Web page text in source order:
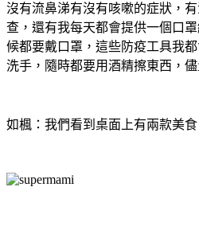
沒有流鼻涕有沒有咳嗽的症狀，
查，還有我每天都會提供一個口
候都要戴口罩，這些防疫工具我
洗手，隨時都要用酒精擦東西，
如楓：我們看到桌面上有兩款美